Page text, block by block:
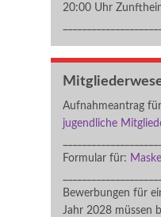
20:00 Uhr
Aufnahmeantrag
jugendliche
Formular für:
Bewerbungen für
Jahr 2028 müssen